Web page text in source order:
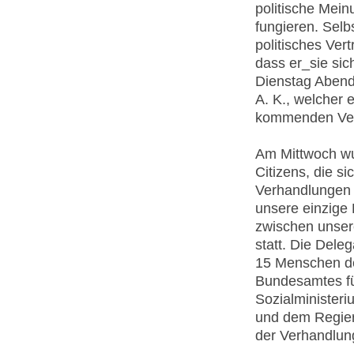
politische
fungieren.
politisches
dass er_sie
Dienstag
A. K., welcher
kommenden
Am Mittwoch
Citizens, die
unsere einzige
zwischen
statt. Die
15 Menschen
Bundesamtes
und dem
der